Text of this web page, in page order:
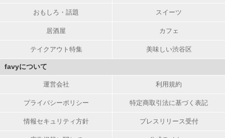
おもしろ・話題 スイーツ
居酒屋 カフェ
テイクアウト特集 美味しい渋谷区
favyについて
運営会社 利用規約
プライバシーポリシー 特定商取引法に基づく表記
情報セキュリティ方針 プレスリリース受付